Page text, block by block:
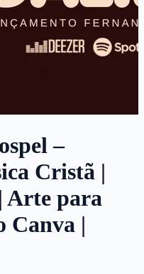
–
Cristã |
Arte para
Canva |